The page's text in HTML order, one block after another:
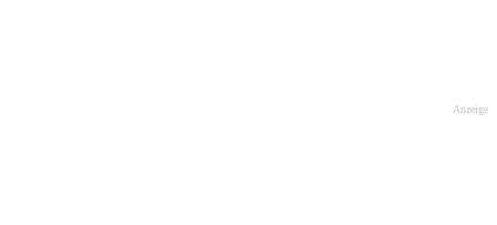
Anzeige